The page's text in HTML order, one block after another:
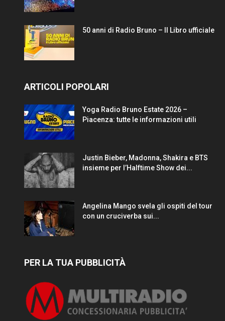
50 anni di Radio Bruno – Il Libro ufficiale
ARTICOLI POPOLARI
Yoga Radio Bruno Estate 2026 –
Piacenza: tutte le informazioni utili
Justin Bieber, Madonna, Shakira e BTS
insieme per l’Halftime Show dei...
Angelina Mango svela gli ospiti del tour
con un cruciverba sui...
PER LA TUA PUBBLICITÀ